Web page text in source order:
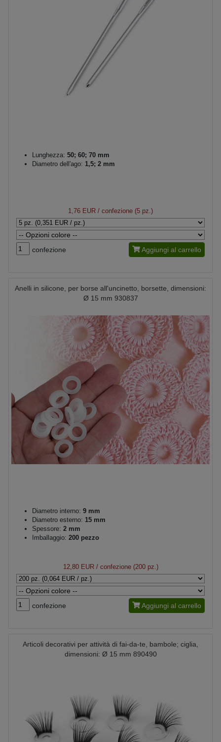
Lunghezza: 50; 60; 70 mm
Diametro dell'ago: 1,5; 2 mm
1,76 EUR / confezione (5 pz.)
confezione Aggiungi al carrello
Anelli in silicone, per borse all'uncinetto, borsette, dimensioni:
Ø 15 mm 930837
Diametro interno: 9 mm
Diametro esterno: 15 mm
Spessore: 2 mm
Imballaggio: 200 pezzo
12,80 EUR/ confezione (200 pz.)
confezione Aggiungi al carrello
Articoli decorativi per attività di fai-da-te, bambole; ciglia,
dimensioni: Ø 15 mm 890490